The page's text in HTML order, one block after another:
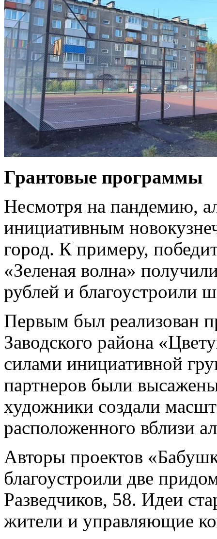
Грантовые программы
Несмотря на пандемию,
инициативным
город. К примеру,
«Зеленая волна»
рублей и благоустроили
Первым был реализован
Заводского района
силами инициативной
партнеров были
художники создали
расположенного вблизи
Авторы проектов
благоустроили две
Разведчиков, 58. Идеи
жители и управляющие